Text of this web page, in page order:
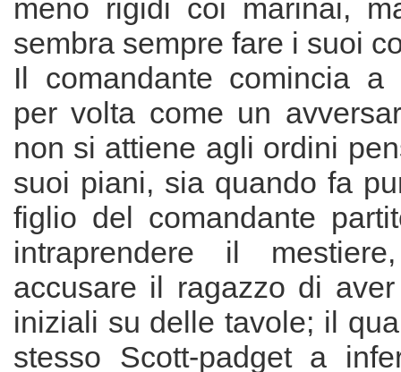
meno rigidi coi marinai,
sembra sempre fare i suoi
Il comandante comincia a
per volta come un
non si attiene agli ordini
suoi piani, sia quando fa
figlio del comandante
intraprendere il
accusare il ragazzo di
iniziali su delle tavole; il
stesso Scott-padget a